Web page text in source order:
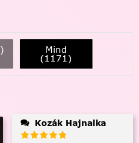
) Mind
(1171)
Kozák Hajnalka